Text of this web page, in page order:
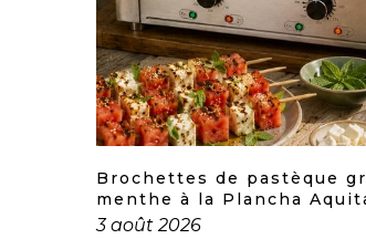
Brochettes de pastèque
menthe à la Plancha
3 août 2026